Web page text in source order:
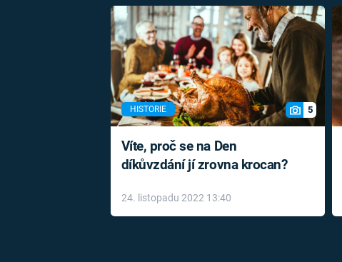
HISTORIE 5
Víte, proč se na Den
díkůvzdání jí zrovna krocan?
24. listopadu 2022 13:40